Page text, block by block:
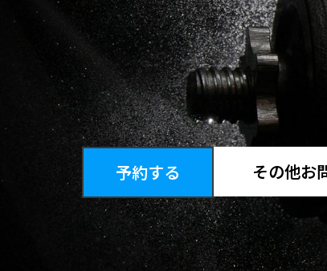
予約する その他お